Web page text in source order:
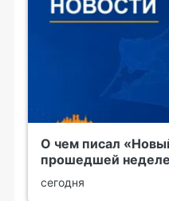
О чем писал
прошедшей неделе
сегодня